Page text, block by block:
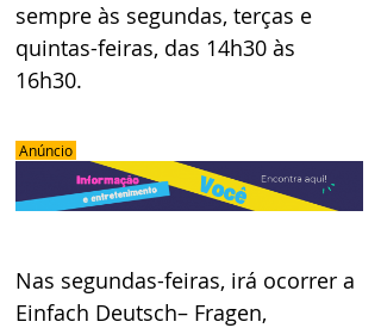
sempre às segundas, terças e
quintas-feiras, das 14h30 às
16h30.
Anúncio
Nas segundas-feiras, irá ocorrer a
Einfach Deutsch– Fragen,